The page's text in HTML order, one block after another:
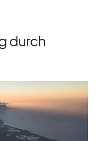
durch